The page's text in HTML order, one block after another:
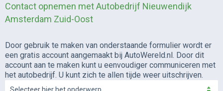
Contact opnemen met Autobedrijf Nieuwendijk
Amsterdam Zuid-Oost
Door gebruik te maken van onderstaande formulier wordt er
een gratis account aangemaakt bij AutoWereld.nl. Door dit
account aan te maken kunt u eenvoudiger communiceren met
het autobedrijf. U kunt zich te allen tijde weer uitschrijven.